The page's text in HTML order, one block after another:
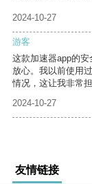
2024-10-27
游客
这款加速器app的
放心。我以前使用
情况，这让我非常担
2024-10-27
友情链接